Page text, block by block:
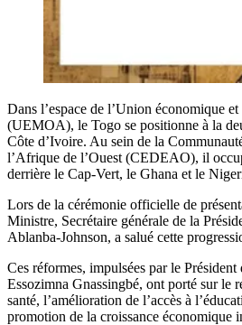
Dans l’espace de l’Union économique
(UEMOA), le Togo se positionne à la
Côte d’Ivoire. Au sein de la
l’Afrique de l’Ouest (CEDEAO), il
derrière le Cap-Vert, le Ghana et le
Lors de la cérémonie officielle de
Ministre, Secrétaire générale de la
Ablanba-Johnson, a salué cette
Ces réformes, impulsées par le
Essozimna Gnassingbé, ont porté sur le
santé, l’amélioration de l’accès à
promotion de la croissance économique